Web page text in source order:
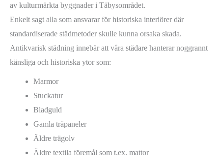
av kulturmärkta byggnader i Täbysområdet.
Enkelt sagt alla som ansvarar för historiska interiörer där
standardiserade städmetoder skulle kunna orsaka skada.
Antikvarisk städning innebär att våra städare hanterar noggrannt
känsliga och historiska ytor som:
Marmor
Stuckatur
Bladguld
Gamla träpaneler
Äldre trägolv
Äldre textila föremål som t.ex. mattor